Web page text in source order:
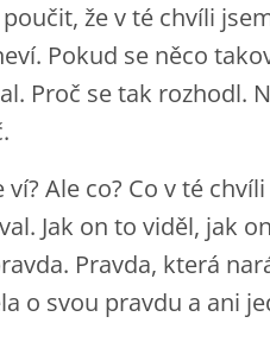
že v té chvíli
Pokud se něco
Proč se tak rozhodl.
ví? Ale co? Co v té
Jak on to viděl, jak
Pravda, která
o svou pravdu a ani